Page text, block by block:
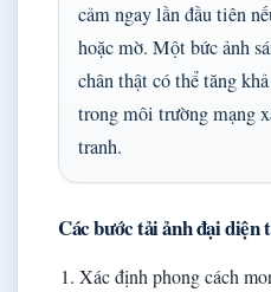
cảm ngay lần đầu tiên
hoặc mờ. Một bức ảnh
chân thật có thể tăng
trong môi trường mạng
tranh.
Các bước tải ảnh đại diện
Xác định phong cách